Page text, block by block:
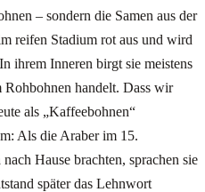
– sondern die Samen aus der
reifen Stadium rot aus und wird
ihrem Inneren birgt sie meistens
handelt. Dass wir
als „Kaffeebohnen“
Als die Araber im 15.
Hause brachten, sprachen sie
später das Lehnwort